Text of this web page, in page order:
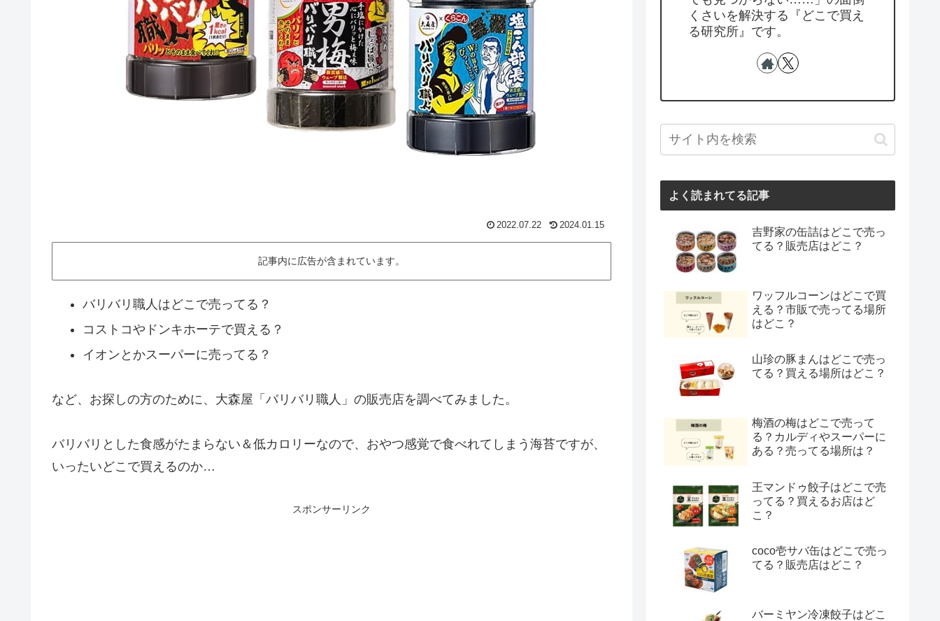
2022.07.22 2024.01.15
記事内に広告が含まれています。
バリバリ職人はどこで売ってる？
コストコやドンキホーテで買える？
イオンとかスーパーに売ってる？
など、お探しの方のために、大森屋「バリバリ職人」の販売店を調べてみました。
バリバリとした食感がたまらない＆低カロリーなので、おやつ感覚で食べれてしまう海苔ですが、
いったいどこで買えるのか…
スポンサーリンク
くさいを解決する『どこで買え
る研究所』です。
よく読まれてる記事
吉野家の缶詰はどこで売っ
てる？販売店はどこ？
ワッフルコーンはどこで買
える？市販で売ってる場所
はどこ？
山珍の豚まんはどこで売っ
てる？買える場所はどこ？
梅酒の梅はどこで売って
る？カルディやスーパーに
ある？売ってる場所は？
王マンドゥ餃子はどこで売
ってる？買えるお店はど
こ？
coco壱サバ缶はどこで売っ
てる？販売店はどこ？
バーミヤン冷凍餃子はどこ